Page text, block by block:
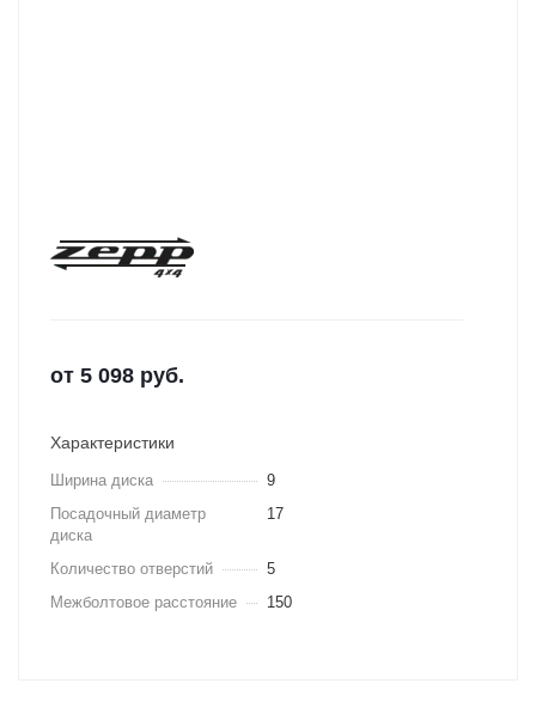
от 5 098 руб.
Характеристики
Ширина диска
9
Посадочный диаметр
диска
17
Количество отверстий
5
Межболтовое расстояние
150